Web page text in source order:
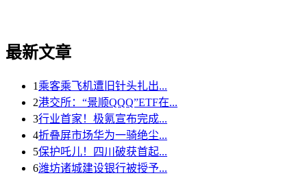
最新文章
1 乘客乘飞机遭旧针头扎出...
2港交所：“景顺QQQ”ETF在...
3行业首家！极氪宣布完成...
4折叠屏市场华为一骑绝尘...
5保护吒儿！四川破获首起...
6潍坊诸城建设银行被授予...